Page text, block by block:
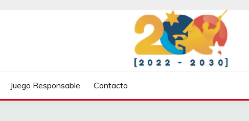
Juego Responsable Contacto